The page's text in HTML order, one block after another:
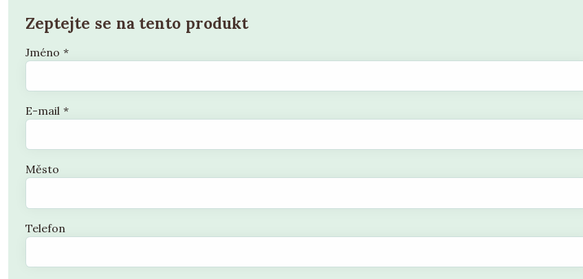
Zeptejte se na tento produkt
Jméno *
E-mail *
Město
Telefon